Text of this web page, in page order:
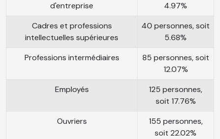
d'entreprise
4.97%
Cadres et professions
intellectuelles supérieures
40 personnes, soit
5.68%
Professions intermédiaires
85 personnes, soit
12.07%
Employés
125 personnes,
soit 17.76%
Ouvriers
155 personnes,
soit 22.02%